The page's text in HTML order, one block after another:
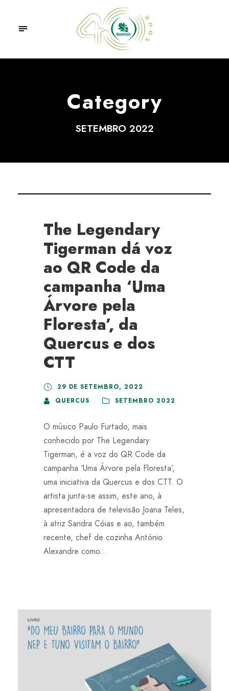
Category
SETEMBRO 2022
The Legendary
Tigerman dá voz
ao QR Code da
campanha ‘Uma
Árvore pela
Floresta’, da
Quercus e dos
CTT
29 DE SETEMBRO, 2022
QUERCUS
SETEMBRO 2022
O músico Paulo Furtado, mais
conhecido por The Legendary
Tigerman, é a voz do QR Code da
campanha ‘Uma Árvore pela Floresta’,
uma iniciativa da Quercus e dos CTT. O
artista junta-se assim, este ano, à
apresentadora de televisão Joana Teles,
à atriz Sandra Cóias e ao, também
recente, chef de cozinha António
Alexandre como...